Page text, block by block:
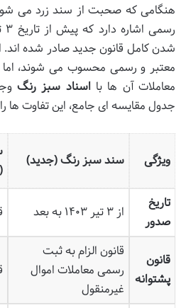
هنگامی که صحبت از سند زرد می
شدن کامل قانون جدید صادر شده اند.
معتبر و رسمی محسوب می شوند، اما
معاملات آن ها با اسناد سبز رنگ
جدول مقایسه ای جامع، این تفاوت ها
ویژگی سند سبز رنگ (جدید)
تاریخ
صدور
از ۳ تیر ۱۴۰۳ به بعد
قانون
پشتوانه
قانون الزام به ثبت
رسمی معاملات اموال
غیرمنقول